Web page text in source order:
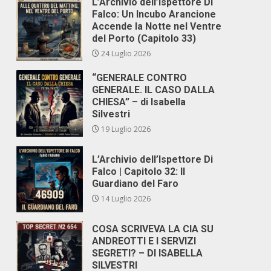
Falco: Un Incubo Arancione
Accende la Notte nel Ventre
del Porto (Capitolo 33)
24 Luglio 2026
“GENERALE CONTRO
GENERALE. IL CASO DALLA
CHIESA” – di Isabella
Silvestri
19 Luglio 2026
L’Archivio dell’Ispettore Di
Falco | Capitolo 32: Il
Guardiano del Faro
14 Luglio 2026
COSA SCRIVEVA LA CIA SU
ANDREOTTI E I SERVIZI
SEGRETI? – DI ISABELLA
SILVESTRI